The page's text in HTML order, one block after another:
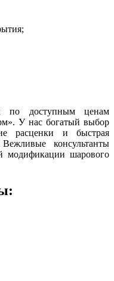
по доступным ценам
У нас богатый выбор
расценки и быстрая
консультанты
модификации шарового